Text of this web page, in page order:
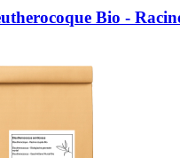
Bio -